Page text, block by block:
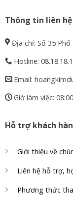
Thông tin liên hệ
Địa chỉ: Số 35
Hotline:
Email:
Giờ làm việc:
Hỗ trợ khách
Giới thiệu về
Liên hệ hỗ trợ,
Phương thức